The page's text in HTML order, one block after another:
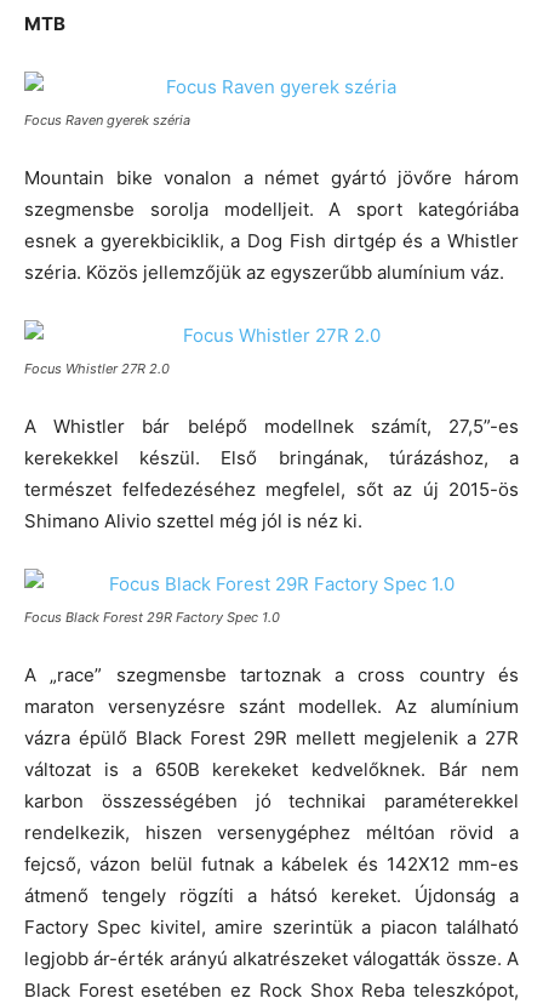
MTB
Focus Raven gyerek széria
Mountain bike vonalon a német gyártó jövőre három
szegmensbe sorolja modelljeit. A sport kategóriába
esnek a gyerekbiciklik, a Dog Fish dirtgép és a Whistler
széria. Közös jellemzőjük az egyszerűbb alumínium váz.
Focus Whistler 27R 2.0
A Whistler bár belépő modellnek számít, 27,5”-es
kerekekkel készül. Első bringának, túrázáshoz, a
természet felfedezéséhez megfelel, sőt az új 2015-ös
Shimano Alivio szettel még jól is néz ki.
Focus Black Forest 29R Factory Spec 1.0
A „race” szegmensbe tartoznak a cross country és
maraton versenyzésre szánt modellek. Az alumínium
vázra épülő Black Forest 29R mellett megjelenik a 27R
változat is a 650B kerekeket kedvelőknek. Bár nem
karbon összességében jó technikai paraméterekkel
rendelkezik, hiszen versenygéphez méltóan rövid a
fejcső, vázon belül futnak a kábelek és 142X12 mm-es
átmenő tengely rögzíti a hátsó kereket. Újdonság a
Factory Spec kivitel, amire szerintük a piacon található
legjobb ár-érték arányú alkatrészeket válogatták össze. A
Black Forest esetében ez Rock Shox Reba teleszkópot,